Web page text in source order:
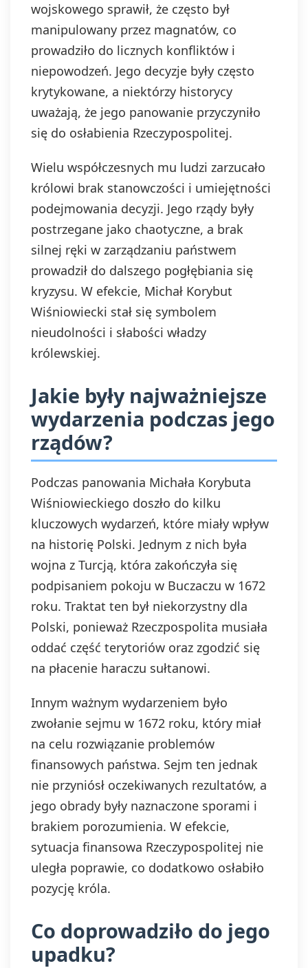
wojskowego sprawił, że często był
manipulowany przez magnatów, co
prowadziło do licznych konfliktów i
niepowodzeń. Jego decyzje były często
krytykowane, a niektórzy historycy
uważają, że jego panowanie przyczyniło
się do osłabienia Rzeczypospolitej.
Wielu współczesnych mu ludzi zarzucało
królowi brak stanowczości i umiejętności
podejmowania decyzji. Jego rządy były
postrzegane jako chaotyczne, a brak
silnej ręki w zarządzaniu państwem
prowadził do dalszego pogłębiania się
kryzysu. W efekcie, Michał Korybut
Wiśniowiecki stał się symbolem
nieudolności i słabości władzy
królewskiej.
Jakie były najważniejsze
wydarzenia podczas jego
rządów?
Podczas panowania Michała Korybuta
Wiśniowieckiego doszło do kilku
kluczowych wydarzeń, które miały wpływ
na historię Polski. Jednym z nich była
wojna z Turcją, która zakończyła się
podpisaniem pokoju w Buczaczu w 1672
roku. Traktat ten był niekorzystny dla
Polski, ponieważ Rzeczpospolita musiała
oddać część terytoriów oraz zgodzić się
na płacenie haraczu sułtanowi.
Innym ważnym wydarzeniem było
zwołanie sejmu w 1672 roku, który miał
na celu rozwiązanie problemów
finansowych państwa. Sejm ten jednak
nie przyniósł oczekiwanych rezultatów, a
jego obrady były naznaczone sporami i
brakiem porozumienia. W efekcie,
sytuacja finansowa Rzeczypospolitej nie
uległa poprawie, co dodatkowo osłabiło
pozycję króla.
Co doprowadziło do jego
upadku?